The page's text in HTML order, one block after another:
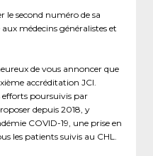
le second numéro de sa
médecins généralistes et
de vous annoncer que
accréditation JCI.
efforts poursuivis par
depuis 2018, y
COVID-19, une prise en
les patients suivis au CHL.